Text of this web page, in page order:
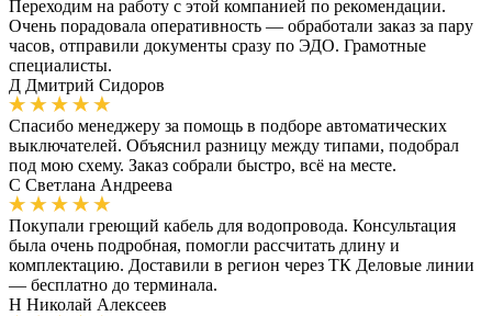
Переходим на работу с этой компанией по рекомендации.
Очень порадовала оперативность — обработали заказ за пару
часов, отправили документы сразу по ЭДО. Грамотные
специалисты.
Д Дмитрий Сидоров
Спасибо менеджеру за помощь в подборе автоматических
выключателей. Объяснил разницу между типами, подобрал
под мою схему. Заказ собрали быстро, всё на месте.
С Светлана Андреева
Покупали греющий кабель для водопровода. Консультация
была очень подробная, помогли рассчитать длину и
комплектацию. Доставили в регион через ТК Деловые линии
— бесплатно до терминала.
Н Николай Алексеев